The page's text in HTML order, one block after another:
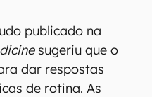
publicado na
sugeriu que o
dar respostas
de rotina. As